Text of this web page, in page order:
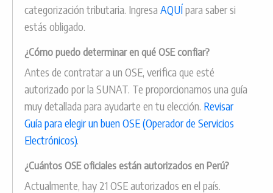
categorización tributaria. Ingresa AQUÍpara saber si
estás obligado.
¿Cómo puedo determinar en qué OSE confiar?
Antes de contratar a un OSE, verifica que esté
autorizado por la SUNAT. Te proporcionamos una guía
muy detallada para ayudarte en tu elección. Revisar
Guía para elegir un buen OSE (Operador de Servicios
Electrónicos).
¿Cuántos OSE oficiales están autorizados en Perú?
Actualmente, hay 21 OSE autorizados en el país.